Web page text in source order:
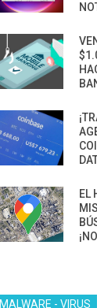
EL
MALWARE - VIRUS